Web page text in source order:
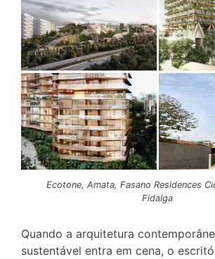
Ecotone, Amata, Fasano Residences
Fidalga
Quando a arquitetura
sustentável entra em cena, o